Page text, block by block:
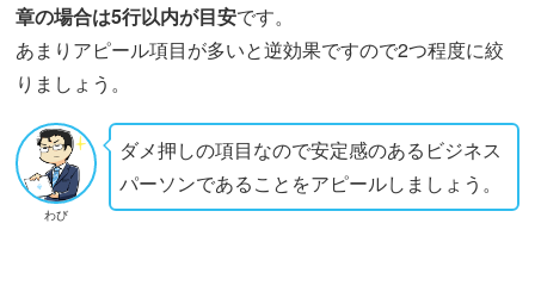
章の場合は5行以内が目安です。
あまりアピール項目が多いと逆効果ですので2つ程度に絞
りましょう。
わび
ダメ押しの項目なので安定感のあるビジネス
パーソンであることをアピールしましょう。